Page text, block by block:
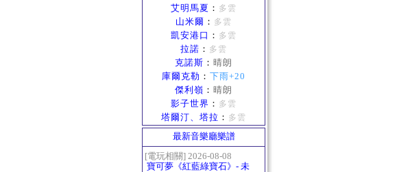
艾明馬夏 ： 多雲
山米爾 ： 多雲
凱安港口 ： 多雲
拉諾 ： 多雲
克諾斯 ： 晴朗
庫爾克勒 ： 下雨+20
傑利嶺 ： 晴朗
影子世界 ： 多雲
塔爾汀、塔拉 ： 多雲
最新音樂廳樂譜
[電玩相關] 2026-08-08
寶可夢《紅藍綠寶石》- 未